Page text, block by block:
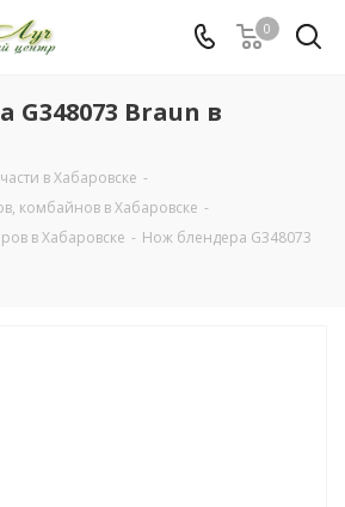
0
Braun в
в Хабаровске -
комбайнов в Хабаровске -
в Хабаровске - Нож блендера G348073